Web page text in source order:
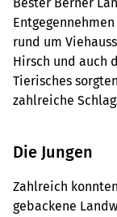
rund um
Hirsch und auch
Tierisches
zahlreiche
Die Jungen
Zahlreich
gebackene